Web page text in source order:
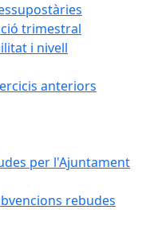
trimestral
i nivell
anteriors
per l'Ajuntament
rebudes